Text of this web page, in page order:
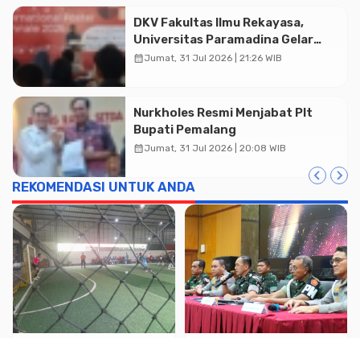
DKV Fakultas Ilmu Rekayasa,
Universitas Paramadina Gelar
Diskusi Desain
calendar_monthJumat, 31 Jul 2026 | 21:26 WIB
Nurkholes Resmi Menjabat Plt
Bupati Pemalang
calendar_monthJumat, 31 Jul 2026 | 20:08 WIB
REKOMENDASI UNTUK ANDA